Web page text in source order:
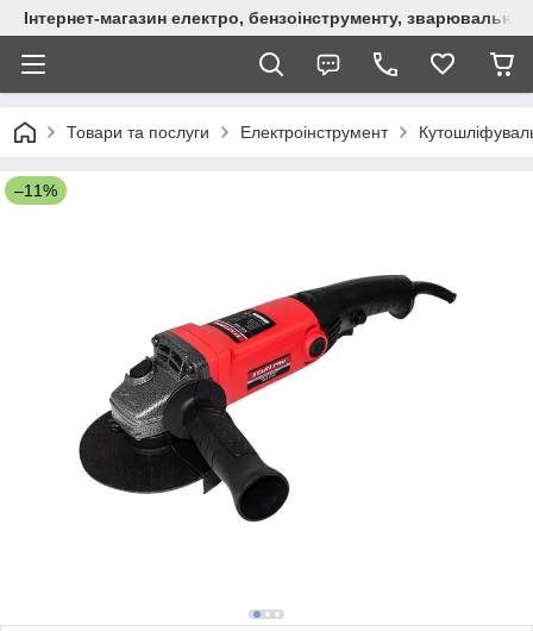
Інтернет-магазин електро, бензоінструменту,
Товари та послуги Електроінструмент
–11%